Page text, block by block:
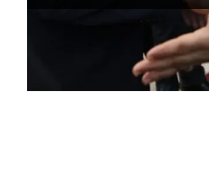
ROSE VALLAND,